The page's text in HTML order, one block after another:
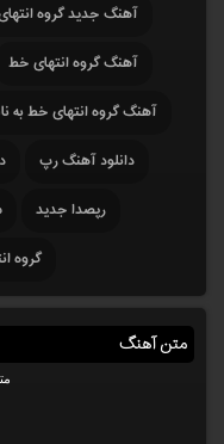
آهنگ جدید گروه
آهنگ گروه انتهای خط
آهنگ گروه انتهای خط به
دانلود آهنگ رپ
رپصدا جدید
گروه
متن آهنگ